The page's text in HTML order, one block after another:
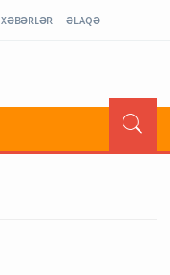
XƏBƏRLƏR ƏLAQƏ